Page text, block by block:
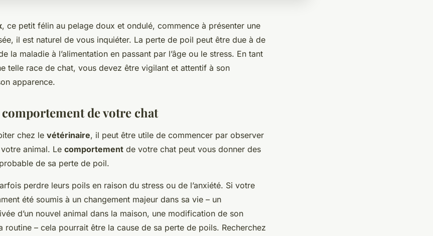
, ce petit félin au pelage doux et ondulé, commence à présenter une
il est naturel de vous inquiéter. La perte de poil peut être due à de
la maladie à l’alimentation en passant par l’âge ou le stress. En tant
telle race de chat, vous devez être vigilant et attentif à son
apparence.
comportement de votre chat
chez le vétérinaire, il peut être utile de commencer par observer
animal. Le comportement de votre chat peut vous donner des
de sa perte de poil.
perdre leurs poils en raison du stress ou de l’anxiété. Si votre
été soumis à un changement majeur dans sa vie – un
d’un nouvel animal dans la maison, une modification de son
routine – cela pourrait être la cause de sa perte de poils. Recherchez